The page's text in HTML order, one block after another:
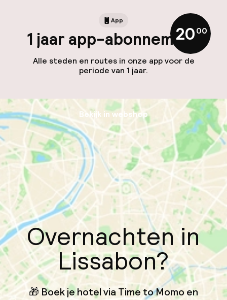
App
1 jaar app-abonnement
Alle steden en routes in onze app voor de
periode van 1 jaar.
20,00
Bekijk in webshop
Overnachten in
Lissabon?
🎁 Boek je hotel via Time to Momo en